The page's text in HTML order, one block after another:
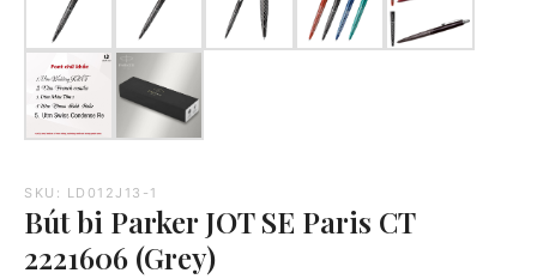
SKU: LD012J13-1
Bút bi Parker JOT SE Paris CT
2221606 (Grey)